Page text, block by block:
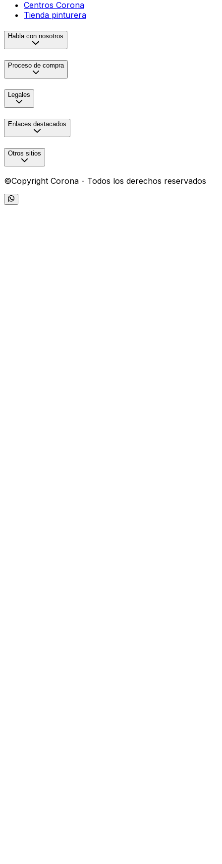
Centros Corona
Tienda pinturera
Habla con nosotros
Proceso de compra
Legales
Enlaces destacados
Otros sitios
©Copyright Corona - Todos los derechos reservados